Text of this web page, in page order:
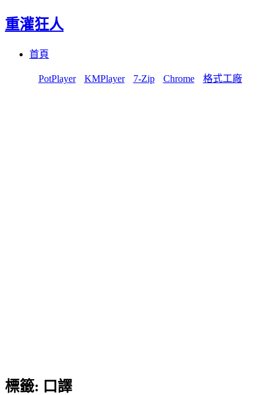
重灌狂人
首頁
PotPlayer KMPlayer 7-Zip Chrome 格式工廠
標籤: 口譯